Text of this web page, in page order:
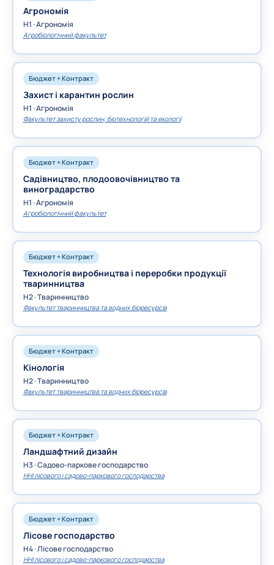
Агрономія
H1 · Агрономія
Агробіологічний факультет
Бюджет + Контракт
Захист і карантин рослин
H1 · Агрономія
Факультет захисту рослин, біотехнологій та екології
Бюджет + Контракт
Садівництво, плодоовочівництво та
виноградарство
H1 · Агрономія
Агробіологічний факультет
Бюджет + Контракт
Технологія виробництва і переробки продукції
тваринництва
H2 · Тваринництво
Факультет тваринництва та водних біоресурсів
Бюджет + Контракт
Кінологія
H2 · Тваринництво
Факультет тваринництва та водних біоресурсів
Бюджет + Контракт
Ландшафтний дизайн
H3 · Садово-паркове господарство
ННІ лісового і садово-паркового господарства
Бюджет + Контракт
Лісове господарство
H4 · Лісове господарство
ННІ лісового і садово-паркового господарства